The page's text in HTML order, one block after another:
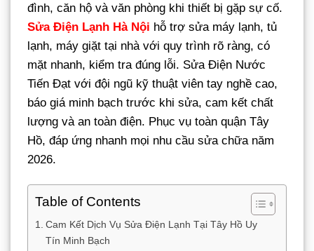
đình, căn hộ và văn phòng khi thiết bị gặp sự cố.
Sửa Điện Lạnh Hà Nội hỗ trợ sửa máy lạnh, tủ
lạnh, máy giặt tại nhà với quy trình rõ ràng, có
mặt nhanh, kiểm tra đúng lỗi. Sửa Điện Nước
Tiến Đạt với đội ngũ kỹ thuật viên tay nghề cao,
báo giá minh bạch trước khi sửa, cam kết chất
lượng và an toàn điện. Phục vụ toàn quận Tây
Hồ, đáp ứng nhanh mọi nhu cầu sửa chữa năm
2026.
Table of Contents
Cam Kết Dịch Vụ Sửa Điện Lạnh Tại Tây Hồ Uy
Tín Minh Bạch